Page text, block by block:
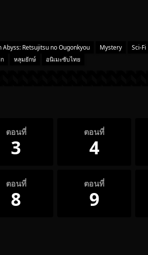
Abyss: Retsujitsu no Ougonkyou Mystery Sci-Fi
หลุมยักษ์ อนิเมะซับไทย
ตอนที่
3
ตอนที่
4
ตอนที่
8
ตอนที่
9